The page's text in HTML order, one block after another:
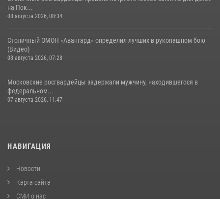
на Пок...
08 августа 2026, 08:34
Столичный ОМОН «Авангард» определил лучших в рукопашном бою
(Видео)
08 августа 2026, 07:28
Московские росгвардейцы задержали мужчину, находившегося в
федеральном...
07 августа 2026, 11:47
НАВИГАЦИЯ
Новости
Карта сайта
СМИ о нас